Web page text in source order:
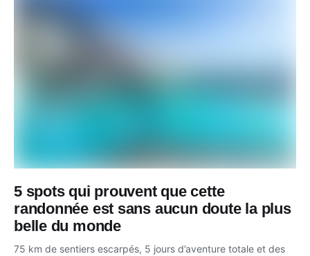
5 spots qui prouvent que cette
randonnée est sans aucun doute la plus
belle du monde
75 km de sentiers escarpés, 5 jours d’aventure totale et des